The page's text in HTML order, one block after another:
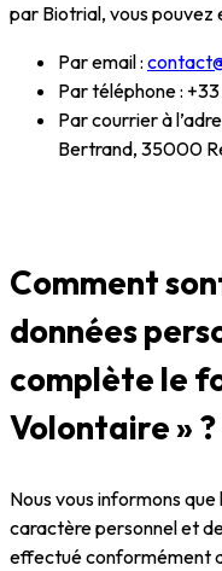
par Biotrial, vous pouvez
Par email :
Par téléphone :
Par courrier à
Bertrand, 35000
Comment
données
complète le
Volontaire » ?
Nous vous informons
caractère personnel et
effectué conformément